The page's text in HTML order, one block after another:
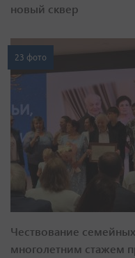
новый сквер
23 фото
Чествование
многолетним стажем